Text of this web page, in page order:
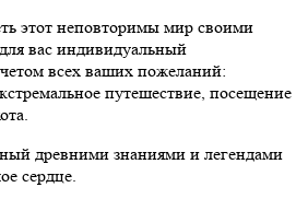
этот неповторимы мир своими
вас индивидуальный
всех ваших пожеланий:
путешествие, посещение
древними знаниями и легендами
сердце.